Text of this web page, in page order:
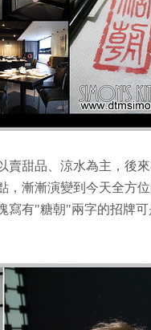
賣甜品、涼水為主，後
漸漸演變到今天全方位
寫有"糖朝"兩字的招牌